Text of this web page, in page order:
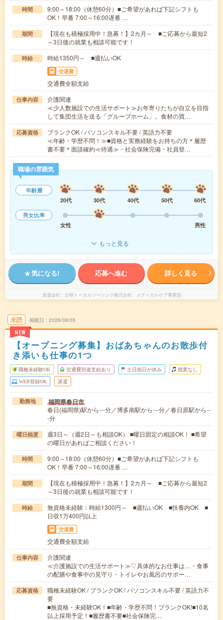
時間
9:00～18:00（休憩60分）■ご希望があれば下記シフトも
OK！早番 7:00～16:00遅番 …
期間
【現在も積極採用中！急募！】2カ月～ ■ご応募から最短2
～3日後の就業も相談可能です！
時給 時給1350円～ ■週払いOK
交通費
交通費全額支給
仕事内容
介護関連
≪少人数施設での生活サポート≫お年寄りたちが自立を目指
して集団生活を送る「グループホーム」。食材の買…
応募資格
ブランクOK / パソコンスキル不要 / 英語力不要
≪年齢・学歴不問！≫■資格と実務経験をお持ちの方＊履歴
書不要＊面談確約≪待遇≫・社会保険完備・社員登…
職場の雰囲気
年齢層
20代
30代 40代 50代
60代
男女比率
女性
男性
もっと見る
気になる! 応募へ進む 詳しく見る
派遣会社 日研トータルソーシング株式会社 メディカルケア事業部
未読
NEW
掲載日 2026/08/05
【オープニング募集】おばあちゃんのお散歩付
き添いも仕事の1つ
職種未経験OK 交通費別途支給あり 土日祝日が休み 残業なし
WEB登録OK 派遣
勤務地 福岡県春日市
春日(福岡県)駅から---分／博多南駅から---分／春日原駅から--
-分
曜日頻度
週3日～（週2日～も相談OK） ■曜日固定の相談OK！ ■希望
の曜日があればご相談ください！
時間
9:00～18:00（休憩60分）■ご希望があれば下記シフトも
OK！早番 7:00～16:00遅番 …
期間
【現在も積極採用中！急募！】2カ月～ ■ご応募から最短2
～3日後の就業も相談可能です！
時給
無資格未経験：時給1300円～ ■週払いOK ■扶養内OK ■
日収1万400円以上
交通費
交通費全額支給
仕事内容
介護関連
≪介護施設での生活サポート≫▽具体的なお仕事は…・食事
の配膳や食事中の見守り・トイレやお風呂のサポー…
応募資格
職種未経験OK / ブランクOK / パソコンスキル不要 / 英語力不
要
■無資格・未経験OK！■年齢・学歴不問！ブランクOK!■10名
以上採用予定！■履歴書不要■社会保険完…